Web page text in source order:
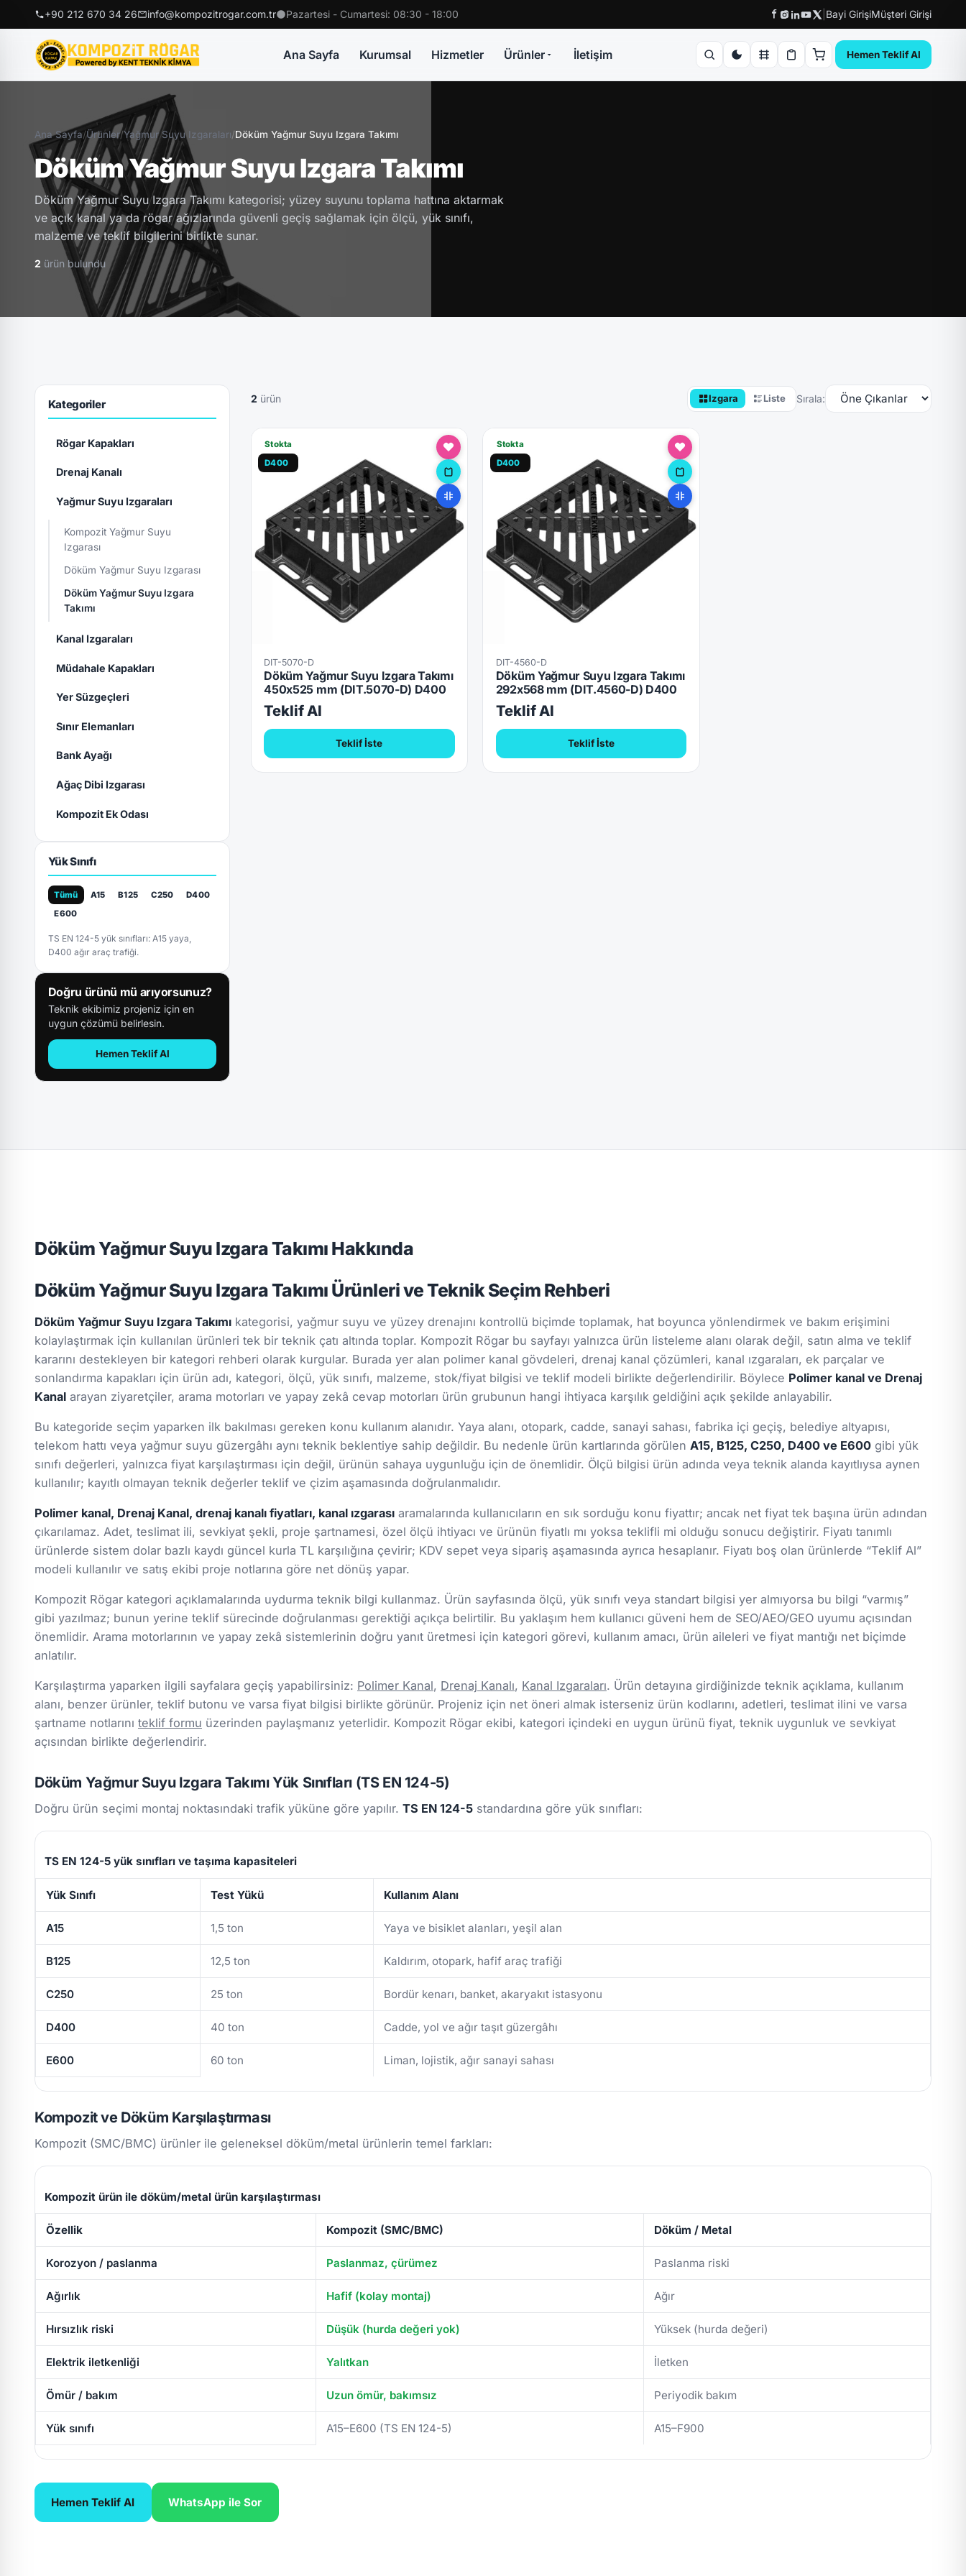
+90 212 670 34 26 info@kompozitrogar.com.tr Pazartesi - Cumartesi: 08:30 - 18:00 Bayi GirişiMüşteri Girişi
Ana Sayfa Kurumsal Hizmetler Ürünler İletişim Hemen Teklif Al
Ana Sayfa/Ürünler/Yağmur Suyu Izgaraları/Döküm Yağmur Suyu Izgara Takımı
Döküm Yağmur Suyu Izgara Takımı
Döküm Yağmur Suyu Izgara Takımı kategorisi; yüzey suyunu toplama hattına aktarmak
ve açık kanal ya da rögar ağızlarında güvenli geçiş sağlamak için ölçü, yük sınıfı,
malzeme ve teklif bilgilerini birlikte sunar.
2 ürün bulundu
Kategoriler
Rögar Kapakları
Drenaj Kanalı
Yağmur Suyu Izgaraları
Kompozit Yağmur Suyu
Izgarası
Döküm Yağmur Suyu Izgarası
Döküm Yağmur Suyu Izgara
Takımı
Kanal Izgaraları
Müdahale Kapakları
Yer Süzgeçleri
Sınır Elemanları
Bank Ayağı
Ağaç Dibi Izgarası
Kompozit Ek Odası
Yük Sınıfı
Tümü A15 B125 C250
D400
E600
TS EN 124-5 yük sınıfları: A15 yaya,
D400 ağır araç trafiği.
Doğru ürünü mü arıyorsunuz?
Teknik ekibimiz projeniz için en
uygun çözümü belirlesin.
Hemen Teklif Al
2 ürün Izgara Liste Sırala:
Stokta
D400
DIT-5070-D
Döküm Yağmur Suyu Izgara Takımı
450x525 mm (DIT.5070-D) D400
Teklif Al
Teklif İste
Stokta
D400
DIT-4560-D
Döküm Yağmur Suyu Izgara Takımı
292x568 mm (DIT.4560-D) D400
Teklif Al
Teklif İste
Döküm Yağmur Suyu Izgara Takımı Hakkında
Döküm Yağmur Suyu Izgara Takımı Ürünleri ve Teknik Seçim Rehberi
Döküm Yağmur Suyu Izgara Takımı kategorisi, yağmur suyu ve yüzey drenajını kontrollü biçimde toplamak, hat boyunca yönlendirmek ve bakım erişimini
kolaylaştırmak için kullanılan ürünleri tek bir teknik çatı altında toplar. Kompozit Rögar bu sayfayı yalnızca ürün listeleme alanı olarak değil, satın alma ve teklif
kararını destekleyen bir kategori rehberi olarak kurgular. Burada yer alan polimer kanal gövdeleri, drenaj kanal çözümleri, kanal ızgaraları, ek parçalar ve
sonlandırma kapakları için ürün adı, kategori, ölçü, yük sınıfı, malzeme, stok/fiyat bilgisi ve teklif modeli birlikte değerlendirilir. Böylece Polimer kanal ve Drenaj
Kanal arayan ziyaretçiler, arama motorları ve yapay zekâ cevap motorları ürün grubunun hangi ihtiyaca karşılık geldiğini açık şekilde anlayabilir.
Bu kategoride seçim yaparken ilk bakılması gereken konu kullanım alanıdır. Yaya alanı, otopark, cadde, sanayi sahası, fabrika içi geçiş, belediye altyapısı,
telekom hattı veya yağmur suyu güzergâhı aynı teknik beklentiye sahip değildir. Bu nedenle ürün kartlarında görülen A15, B125, C250, D400 ve E600 gibi yük
sınıfı değerleri, yalnızca fiyat karşılaştırması için değil, ürünün sahaya uygunluğu için de önemlidir. Ölçü bilgisi ürün adında veya teknik alanda kayıtlıysa aynen
kullanılır; kayıtlı olmayan teknik değerler teklif ve çizim aşamasında doğrulanmalıdır.
Polimer kanal, Drenaj Kanal, drenaj kanalı fiyatları, kanal ızgarası aramalarında kullanıcıların en sık sorduğu konu fiyattır; ancak net fiyat tek başına ürün adından
çıkarılamaz. Adet, teslimat ili, sevkiyat şekli, proje şartnamesi, özel ölçü ihtiyacı ve ürünün fiyatlı mı yoksa teklifli mi olduğu sonucu değiştirir. Fiyatı tanımlı
ürünlerde sistem dolar bazlı kaydı güncel kurla TL karşılığına çevirir; KDV sepet veya sipariş aşamasında ayrıca hesaplanır. Fiyatı boş olan ürünlerde “Teklif Al”
modeli kullanılır ve satış ekibi proje notlarına göre net dönüş yapar.
Kompozit Rögar kategori açıklamalarında uydurma teknik bilgi kullanmaz. Ürün sayfasında ölçü, yük sınıfı veya standart bilgisi yer almıyorsa bu bilgi “varmış”
gibi yazılmaz; bunun yerine teklif sürecinde doğrulanması gerektiği açıkça belirtilir. Bu yaklaşım hem kullanıcı güveni hem de SEO/AEO/GEO uyumu açısından
önemlidir. Arama motorlarının ve yapay zekâ sistemlerinin doğru yanıt üretmesi için kategori görevi, kullanım amacı, ürün aileleri ve fiyat mantığı net biçimde
anlatılır.
Karşılaştırma yaparken ilgili sayfalara geçiş yapabilirsiniz: Polimer Kanal, Drenaj Kanalı, Kanal Izgaraları. Ürün detayına girdiğinizde teknik açıklama, kullanım
alanı, benzer ürünler, teklif butonu ve varsa fiyat bilgisi birlikte görünür. Projeniz için net öneri almak isterseniz ürün kodlarını, adetleri, teslimat ilini ve varsa
şartname notlarını teklif formu üzerinden paylaşmanız yeterlidir. Kompozit Rögar ekibi, kategori içindeki en uygun ürünü fiyat, teknik uygunluk ve sevkiyat
açısından birlikte değerlendirir.
Döküm Yağmur Suyu Izgara Takımı Yük Sınıfları (TS EN 124-5)
Doğru ürün seçimi montaj noktasındaki trafik yüküne göre yapılır. TS EN 124-5 standardına göre yük sınıfları:
TS EN 124-5 yük sınıfları ve taşıma kapasiteleri
Yük Sınıfı Test Yükü Kullanım Alanı
A15 1,5 ton Yaya ve bisiklet alanları, yeşil alan
B125 12,5 ton Kaldırım, otopark, hafif araç trafiği
C250 25 ton Bordür kenarı, banket, akaryakıt istasyonu
D400 40 ton Cadde, yol ve ağır taşıt güzergâhı
E600 60 ton Liman, lojistik, ağır sanayi sahası
Kompozit ve Döküm Karşılaştırması
Kompozit (SMC/BMC) ürünler ile geleneksel döküm/metal ürünlerin temel farkları:
Kompozit ürün ile döküm/metal ürün karşılaştırması
Özellik Kompozit (SMC/BMC) Döküm / Metal
Korozyon / paslanma Paslanmaz, çürümez Paslanma riski
Ağırlık Hafif (kolay montaj) Ağır
Hırsızlık riski Düşük (hurda değeri yok) Yüksek (hurda değeri)
Elektrik iletkenliği Yalıtkan İletken
Ömür / bakım Uzun ömür, bakımsız Periyodik bakım
Yük sınıfı A15–E600 (TS EN 124-5) A15–F900
Hemen Teklif Al WhatsApp ile Sor